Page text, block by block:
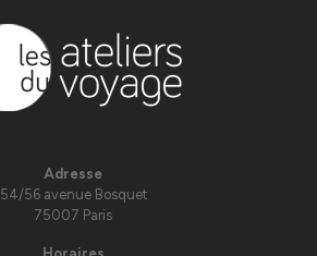
Adresse
54/56 avenue Bosquet
75007 Paris